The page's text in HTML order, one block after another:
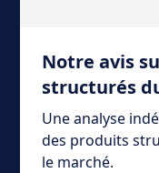
Notre avis
structurés
Une analyse
des produits
le marché.